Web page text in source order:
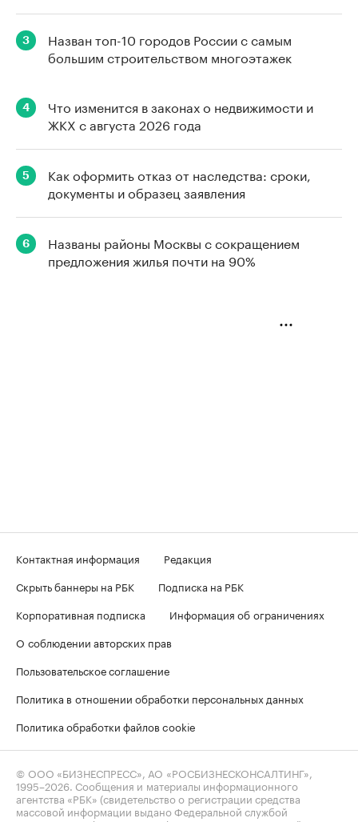
3
Назван топ-10 городов России с самым
большим строительством многоэтажек
4
Что изменится в законах о недвижимости и
ЖКХ с августа 2026 года
5
Как оформить отказ от наследства: сроки,
документы и образец заявления
6
Названы районы Москвы с сокращением
предложения жилья почти на 90%
Контактная информация
Редакция
Скрыть баннеры на РБК
Подписка на РБК
Корпоративная подписка
Информация об ограничениях
О соблюдении авторских прав
Пользовательское соглашение
Политика в отношении обработки персональных данных
Политика обработки файлов cookie
© ООО «БИЗНЕСПРЕСС», АО «РОСБИЗНЕСКОНСАЛТИНГ»,
1995–2026 . Сообщения и материалы информационного
агентства «РБК» (свидетельство о регистрации средства
массовой информации выдано Федеральной службой